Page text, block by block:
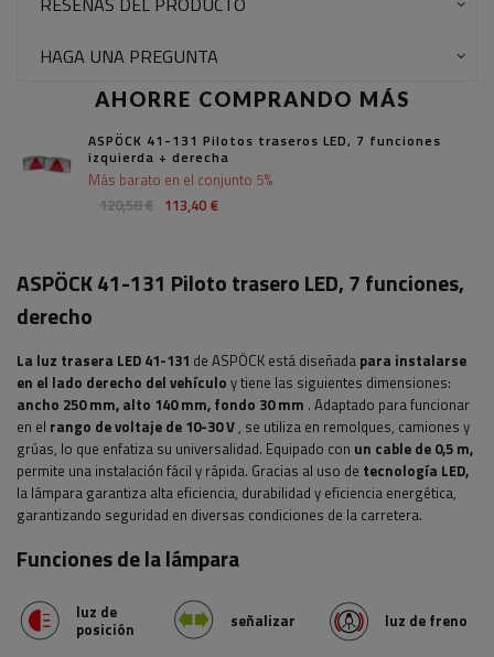
HAGA UNA PREGUNTA
AHORRE COMPRANDO MÁS
ASPÖCK 41-131 Pilotos traseros LED, 7 funciones
izquierda + derecha
120,58 € 113,40 €
Más barato en el conjunto 5%
ASPÖCK 41-131 Piloto trasero LED, 7 funciones,
derecho
La luz trasera LED 41-131 de ASPÖCK está diseñada para instalarse
en el lado derecho del vehículo y tiene las siguientes dimensiones:
ancho 250 mm, alto 140 mm, fondo 30 mm . Adaptado para funcionar
en el rango de voltaje de 10-30 V, se utiliza en remolques, camiones y
grúas, lo que enfatiza su universalidad. Equipado con un cable de 0,5 m,
permite una instalación fácil y rápida. Gracias al uso de tecnología LED,
la lámpara garantiza alta eficiencia, durabilidad y eficiencia energética,
garantizando seguridad en diversas condiciones de la carretera.
Funciones de la lámpara
luz de
posición
señalizar luz de freno